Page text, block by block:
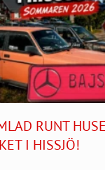
RUNT
I HISSJÖ!